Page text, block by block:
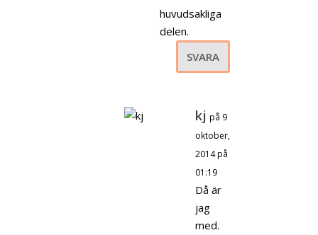
huvudsakliga
delen.
SVARA
kj på 9
oktober,
2014 på
01:19
Då är
jag
med.